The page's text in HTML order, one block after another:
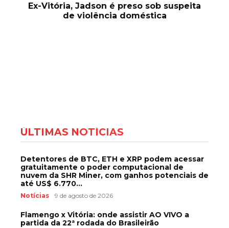
Ex-Vitória, Jadson é preso sob suspeita
de violência doméstica
ÚLTIMAS NOTÍCIAS
Detentores de BTC, ETH e XRP podem acessar
gratuitamente o poder computacional de
nuvem da SHR Miner, com ganhos potenciais de
até US$ 6.770...
Notícias 9 de agosto de 2026
Flamengo x Vitória: onde assistir AO VIVO a
partida da 22ª rodada do Brasileirão